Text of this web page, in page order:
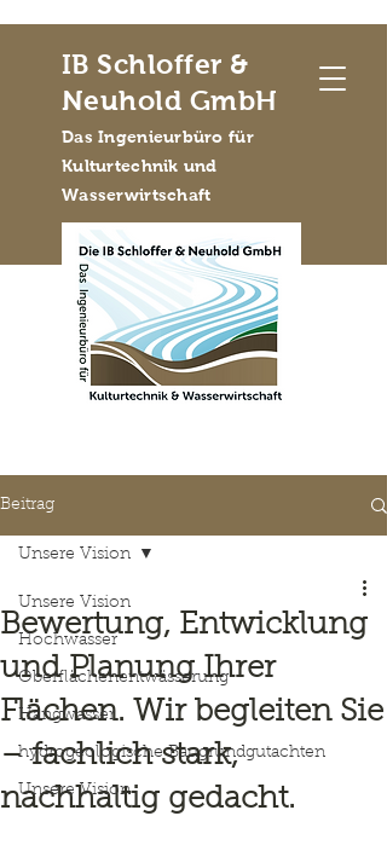
IB Schloffer &
Neuhold GmbH
Das Ingenieurbüro für
Kulturtechnik und
Wasserwirtschaft
Beitrag
Unsere Vision
Hochwasser
Oberflächenentwässerung
Hangwasser
hydrogeologische Baugrundgutachten
Unsere Vision
Unsere Vision
Bewertung, Entwicklung
und Planung Ihrer
Flächen. Wir begleiten Sie
– fachlich stark,
nachhaltig gedacht.